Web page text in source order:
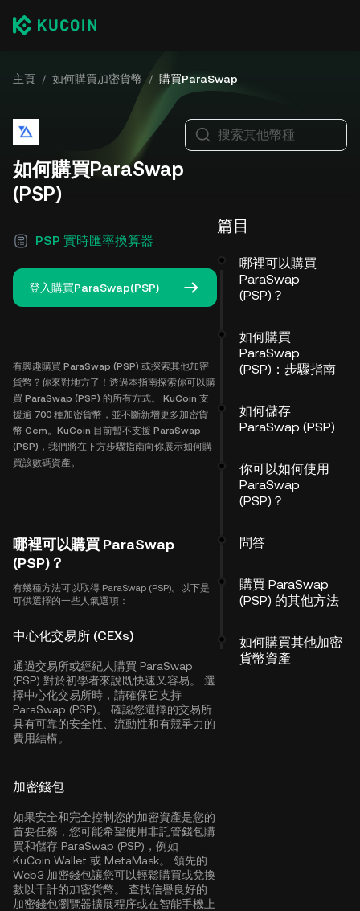
主頁 / 如何購買加密貨幣 / 購買ParaSwap
如何購買ParaSwap
(PSP)
PSP 實時匯率換算器
登入購買ParaSwap(PSP)
有興趣購買 ParaSwap (PSP) 或探索其他加密
貨幣？你來對地方了！透過本指南探索你可以購
買 ParaSwap (PSP) 的所有方式。 KuCoin 支
援逾 700 種加密貨幣，並不斷新增更多加密貨
幣 Gem。KuCoin 目前暫不支援 ParaSwap
(PSP)，我們將在下方步驟指南向你展示如何購
買該數碼資產。
哪裡可以購買 ParaSwap
(PSP)？
有幾種方法可以取得 ParaSwap (PSP)。以下是
可供選擇的一些人氣選項：
中心化交易所 (CEXs)
通過交易所或經紀人購買 ParaSwap
(PSP) 對於初學者來說既快速又容易。 選
擇中心化交易所時，請確保它支持
ParaSwap (PSP)。 確認您選擇的交易所
具有可靠的安全性、流動性和有競爭力的
費用結構。
加密錢包
如果安全和完全控制您的加密資產是您的
首要任務，您可能希望使用非託管錢包購
買和儲存 ParaSwap (PSP)，例如
KuCoin Wallet 或 MetaMask。 領先的
Web3 加密錢包讓您可以輕鬆購買或兌換
數以千計的加密貨幣。 查找信譽良好的
加密錢包瀏覽器擴展程序或在智能手機上
搜索其他幣種
篇目
哪裡可以購買
ParaSwap
(PSP)？
如何購買
ParaSwap
(PSP)：步驟指南
如何儲存
ParaSwap (PSP)
你可以如何使用
ParaSwap
(PSP)？
問答
購買 ParaSwap
(PSP) 的其他方法
如何購買其他加密
貨幣資產